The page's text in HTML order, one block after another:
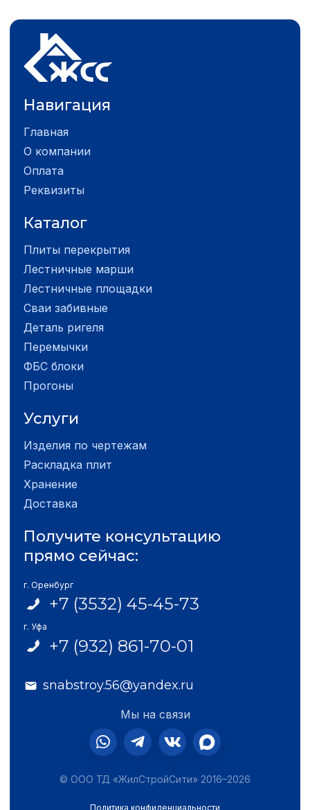
Навигация
Главная
О компании
Оплата
Реквизиты
Каталог
Плиты перекрытия
Лестничные марши
Лестничные площадки
Сваи забивные
Деталь ригеля
Перемычки
ФБС блоки
Прогоны
Услуги
Изделия по чертежам
Раскладка плит
Хранение
Доставка
Получите консультацию
прямо сейчас:
г. Оренбург
+7 (3532) 45-45-73
г. Уфа
+7 (932) 861-70-01
snabstroy.56@yandex.ru
Мы на связи
© ООО ТД «ЖилСтройСити» 2016–2026
Политика конфиденциальности